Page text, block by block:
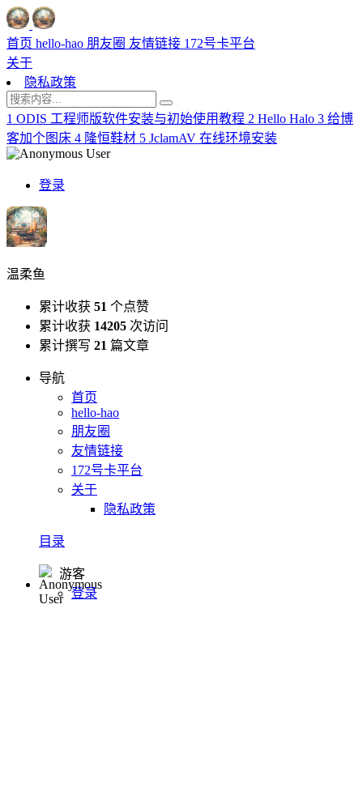
首页 hello-hao 朋友圈 友情链接 172号卡平台
关于
隐私政策
1 ODIS 工程师版软件安装与初始使用教程 2 Hello Halo 3 给博
客加个图床 4 隆恒鞋材 5 JclamAV 在线环境安装
登录
温柔鱼
累计收获 51 个点赞
累计收获 14205 次访问
累计撰写 21 篇文章
导航
首页
hello-hao
朋友圈
友情链接
172号卡平台
关于
隐私政策
目录
游客
登录